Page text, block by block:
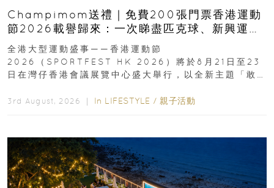
Champimom送禮｜免費200張門票香港運動
節2026載譽歸來：一次睇盡匹克球、新興運
動、街舞比賽＋逾百運動品牌展覽
全港大型運動盛事——香港運動節
2026（SPORTFEST HK 2026）將於8月21日至23
日在灣仔香港會議展覽中心盛大舉行，以全新主題「敢
3rd August, 2026 ｜ In LIFESTYLE / 親子活動